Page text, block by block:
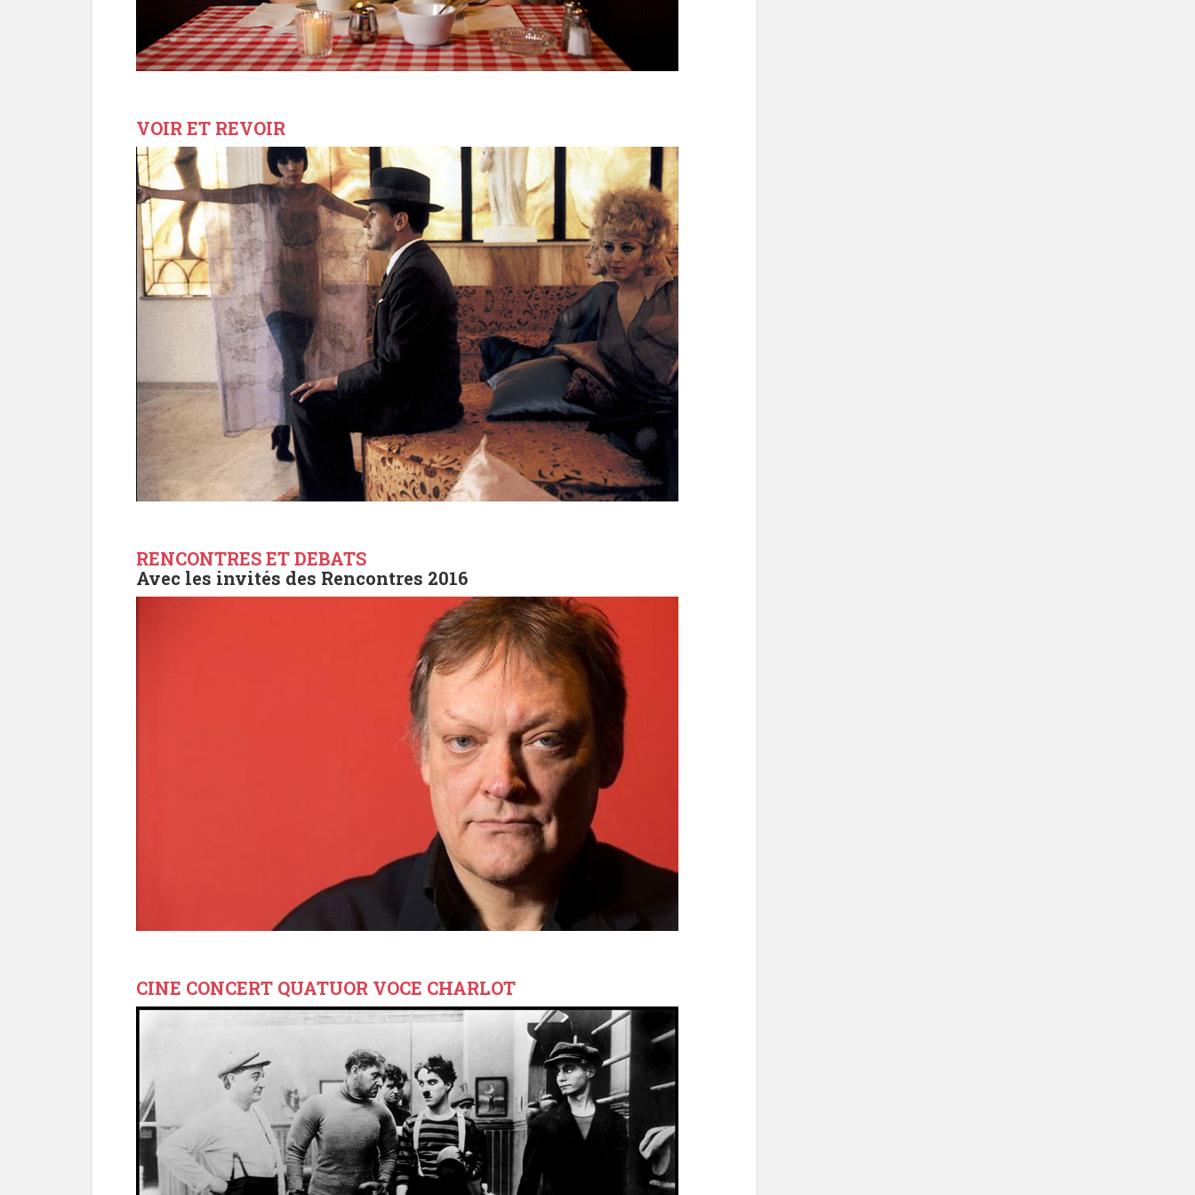
VOIR ET REVOIR
RENCONTRES ET DEBATS
Avec les invités des Rencontres 2016
CINE CONCERT QUATUOR VOCE CHARLOT